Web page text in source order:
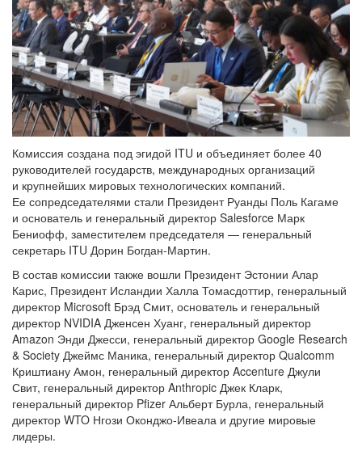
Комиссия создана под эгидой ITU и объединяет более 40
руководителей государств, международных организаций
и крупнейших мировых технологических компаний.
Ее сопредседателями стали Президент Руанды Поль Кагаме
и основатель и генеральный директор Salesforce Марк
Бениофф, заместителем председателя — генеральный
секретарь ITU Дорин Богдан-Мартин.
В состав комиссии также вошли Президент Эстонии Алар
Карис, Президент Исландии Халла Томасдоттир, генеральный
директор Microsoft Брэд Смит, основатель и генеральный
директор NVIDIA Дженсен Хуанг, генеральный директор
Amazon Энди Джесси, генеральный директор Google Research
& Society Джеймс Маника, генеральный директор Qualcomm
Криштиану Амон, генеральный директор Accenture Джули
Свит, генеральный директор Anthropic Джек Кларк,
генеральный директор Pfizer Альберт Бурла, генеральный
директор WTO Нгози Оконджо-Ивеала и другие мировые
лидеры.